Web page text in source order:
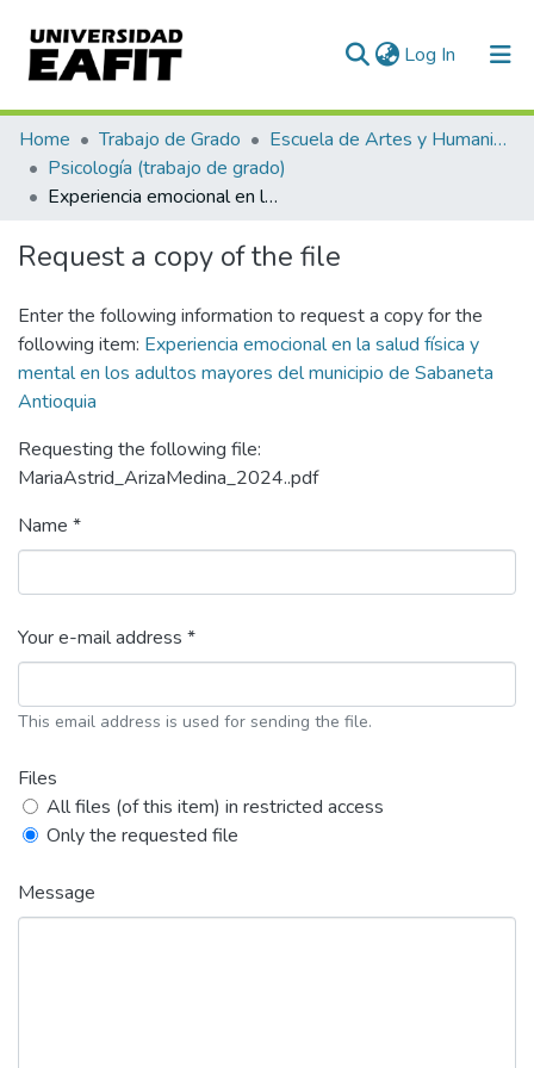
Log In (current)
Communities & Collections
All of DSpace
Home Trabajo de Grado
Escuela de Artes y Humanidades
Psicología (trabajo de grado)
Experiencia emocional en la salud física y mental en los adultos mayores del municipio de Sabaneta Antioquia
Request a copy of the file
Enter the following information to request a copy for the
following item: Experiencia emocional en la salud física y
mental en los adultos mayores del municipio de Sabaneta
Antioquia
Requesting the following file:
MariaAstrid_ArizaMedina_2024..pdf
Name *
Your e-mail address *
This email address is used for sending the file.
Files
All files (of this item) in restricted access
Only the requested file
Message